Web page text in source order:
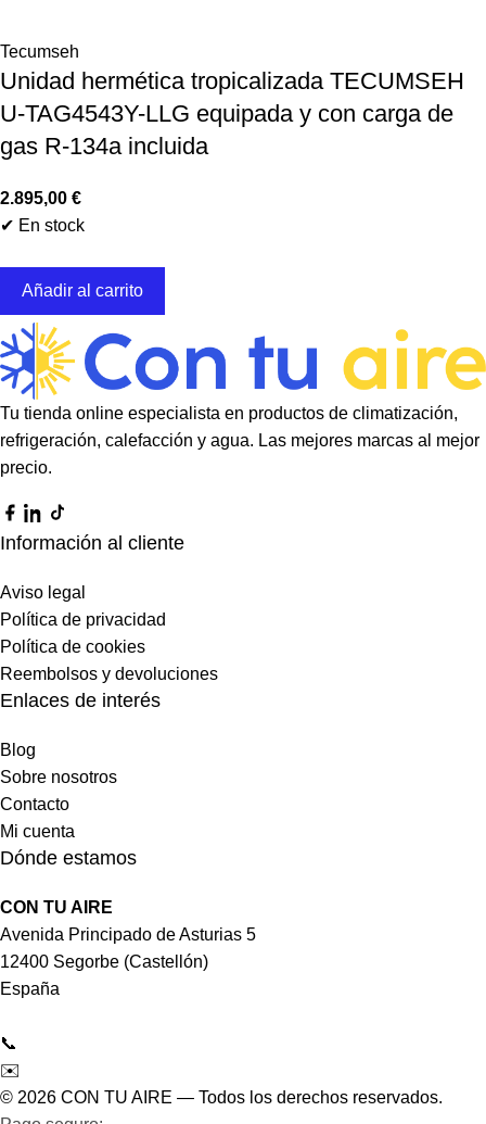
Tecumseh
Unidad hermética tropicalizada TECUMSEH
U-TAG4543Y-LLG equipada y con carga de
gas R-134a incluida
2.895,00 €
✔ En stock
Añadir al carrito
Tu tienda online especialista en productos de climatización,
refrigeración, calefacción y agua. Las mejores marcas al mejor
precio.
Información al cliente
Aviso legal
Política de privacidad
Política de cookies
Reembolsos y devoluciones
Enlaces de interés
Blog
Sobre nosotros
Contacto
Mi cuenta
Dónde estamos
CON TU AIRE
Avenida Principado de Asturias 5
12400 Segorbe (Castellón)
España
📞
✉️
© 2026 CON TU AIRE — Todos los derechos reservados.